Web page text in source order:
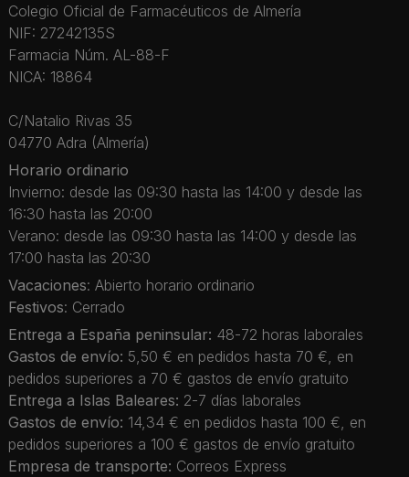
Colegio Oficial de Farmacéuticos de Almería
NIF: 27242135S
Farmacia Núm. AL-88-F
NICA: 18864
C/Natalio Rivas 35
04770 Adra (Almería)
Horario ordinario
Invierno: desde las 09:30 hasta las 14:00 y desde las
16:30 hasta las 20:00
Verano: desde las 09:30 hasta las 14:00 y desde las
17:00 hasta las 20:30
Vacaciones: Abierto horario ordinario
Festivos: Cerrado
Entrega a España peninsular: 48-72 horas laborales
Gastos de envío: 5,50 € en pedidos hasta 70 €, en
pedidos superiores a 70 € gastos de envío gratuito
Entrega a Islas Baleares: 2-7 días laborales
Gastos de envío: 14,34 € en pedidos hasta 100 €, en
pedidos superiores a 100 € gastos de envío gratuito
Empresa de transporte: Correos Express